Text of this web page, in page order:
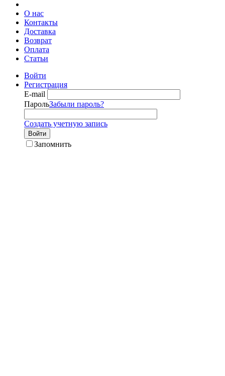
О нас
Контакты
Доставка
Возврат
Оплата
Статьи
Войти
Регистрация
E-mail
ПарольЗабыли пароль?
Создать учетную запись
Войти
Запомнить